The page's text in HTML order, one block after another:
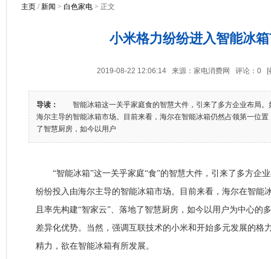
主页 /新闻 > 白色家电 > 正文
小米格力纷纷进入智能冰
2019-08-22 12:06:14 来源：家电消费网 评论： 0 [
导读：
智能冰箱这一关乎家庭食的智慧大件，引来了多方企业布局。
海尔主导的智能冰箱市场。目前来看，海尔在智能冰箱仍然占领第一位
了智慧厨房，如今以用户
“智能冰箱”这一关乎家庭“食”的智慧大件，引来了多方企
纷纷投入由海尔主导的智能冰箱市场。目前来看，海尔在智能
且率先构建“智家云”、落地了智慧厨房，如今以用户为中心的
差异化优势。当然，强调互联技术的小米和开始多元发展的格
精力，欲在智能冰箱有所发展。